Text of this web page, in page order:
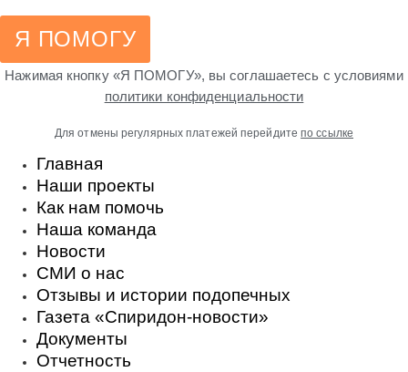
Я ПОМОГУ
Нажимая кнопку «Я ПОМОГУ», вы соглашаетесь с условиями
политики конфиденциальности
Для отмены регулярных платежей перейдитепо ссылке
Главная
Наши проекты
Как нам помочь
Наша команда
Новости
СМИ о нас
Отзывы и истории подопечных
Газета «Спиридон-новости»
Документы
Отчетность